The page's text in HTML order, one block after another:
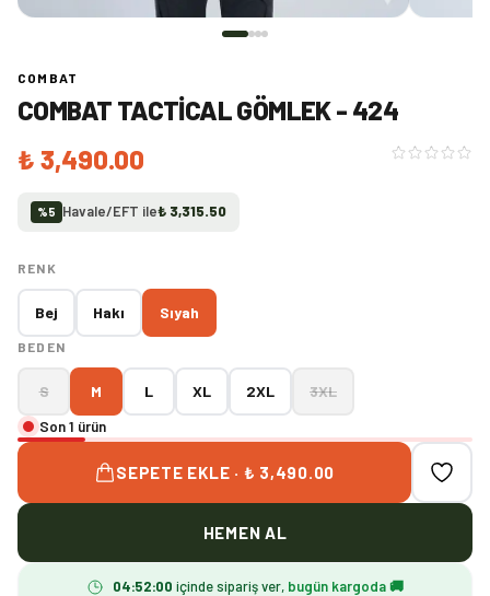
COMBAT
COMBAT TACTICAL GÖMLEK - 424
₺ 3,490.00
%5 Havale/EFT ile₺ 3,315.50
RENK
Bej Hakı Sıyah
BEDEN
S M L XL 2XL
3XL
Son 1 ürün
SEPETE EKLE · ₺ 3,490.00
HEMEN AL
04:51:59 içinde sipariş ver, bugün kargoda 🚚